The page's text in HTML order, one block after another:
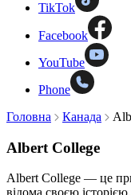
TikTok
Facebook
YouTube
Phone
Головна
Канада
Albert College
Albert College — це